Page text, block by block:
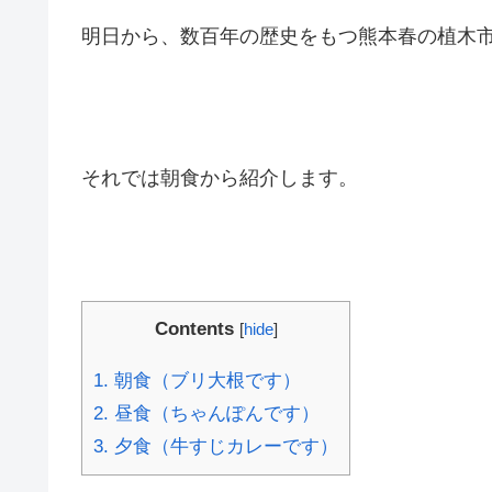
明日から、数百年の歴史をもつ熊本春の植木
それでは朝食から紹介します。
Contents [hide]
1. 朝食（ブリ大根です）
2. 昼食（ちゃんぽんです）
3. 夕食（牛すじカレーです）